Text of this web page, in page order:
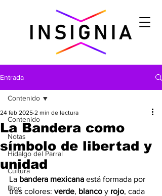
Entrada
Contenido
Notas
Hidalgo del Parral
Cultura
Blog
Contenido
La Bandera como
símbolo de libertad y
unidad
24 feb 2025 2 min de lectura
La bandera mexicana está formada por
tres colores: verde, blanco y rojo, cada